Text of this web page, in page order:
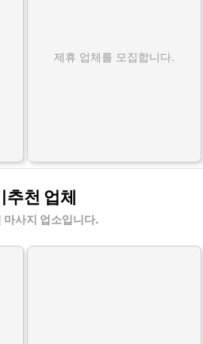
제휴 업체를 모집합니다.
추천 업체
마사지 업소입니다.